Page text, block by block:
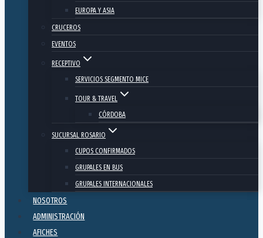
EUROPA Y ASIA
CRUCEROS
EVENTOS
RECEPTIVO
SERVICIOS SEGMENTO MICE
TOUR & TRAVEL
CÓRDOBA
SUCURSAL ROSARIO
CUPOS CONFIRMADOS
GRUPALES EN BUS
GRUPALES INTERNACIONALES
NOSOTROS
ADMINISTRACIÓN
AFICHES